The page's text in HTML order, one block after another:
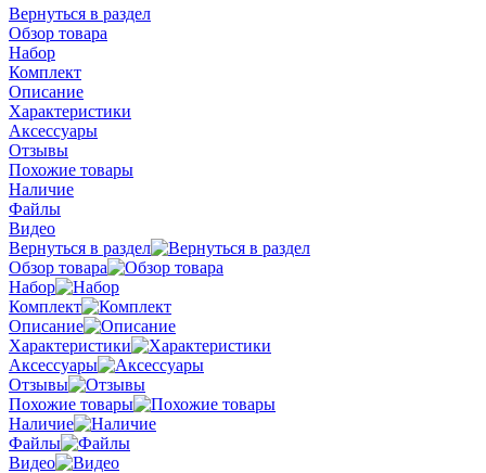
Вернуться в раздел
Обзор товара
Набор
Комплект
Описание
Характеристики
Аксессуары
Отзывы
Похожие товары
Наличие
Файлы
Видео
Вернуться в раздел
Обзор товара
Набор
Комплект
Описание
Характеристики
Аксессуары
Отзывы
Похожие товары
Наличие
Файлы
Видео